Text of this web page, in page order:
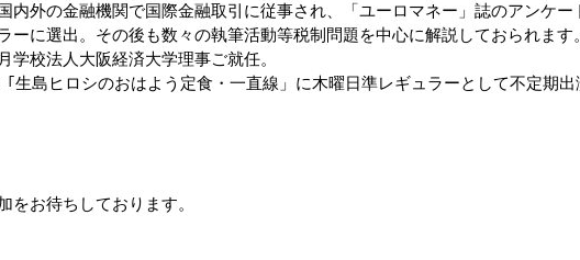
内外の金融機関で国際金融取引に従事され、「ユーロマネー」誌のアンケー
ーに選出。その後も数々の執筆活動等税制問題を中心に解説しておられます。
学校法人大阪経済大学理事ご就任。
生島ヒロシのおはよう定食・一直線」に木曜日準レギュラーとして不定期出
をお待ちしております。